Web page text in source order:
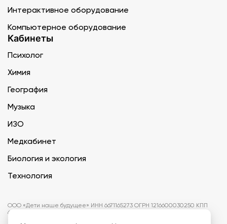
Интерактивное оборудование
Компьютерное оборудование
Кабинеты
Психолог
Химия
География
Музыка
ИЗО
Медкабинет
Биология и экология
Технология
ООО «Дети наше будущее» ИНН 6671165273 ОГРН 1216600030250 КПП
667101001 БИК 046577674